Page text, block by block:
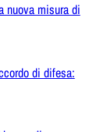
nuova misura di
di difesa: